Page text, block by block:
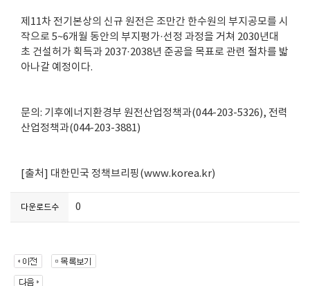
제11차 전기본상의 신규 원전은 조만간 한수원의 부지공모를 시
작으로 5~6개월 동안의 부지평가·선정 과정을 거쳐 2030년대
초 건설허가 획득과 2037·2038년 준공을 목표로 관련 절차를 밟
아나갈 예정이다.
문의: 기후에너지환경부 원전산업정책과(044-203-5326), 전력
산업정책과(044-203-3881)
[출처] 대한민국 정책브리핑(www.korea.kr)
다운로드수 0